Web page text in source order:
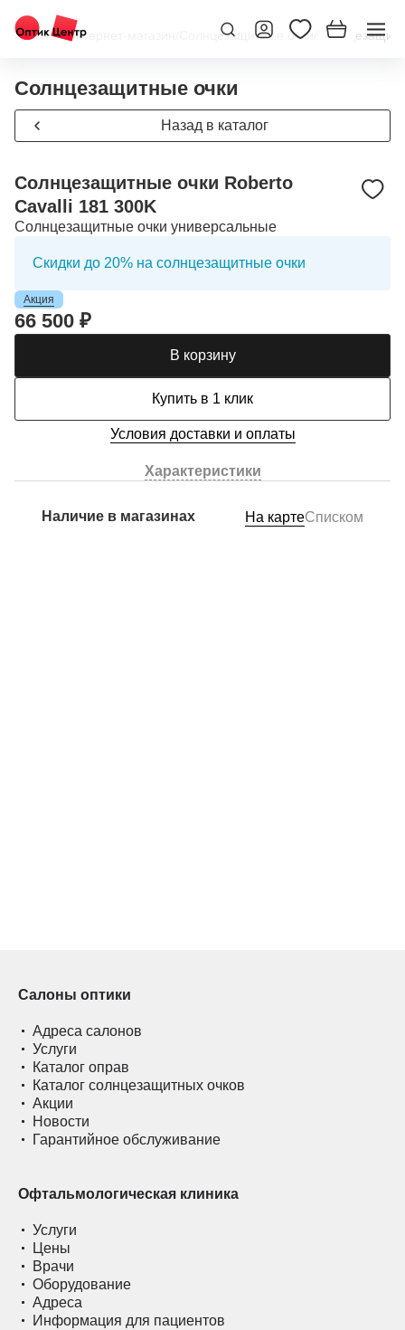
Главная/Интернет-магазин Солнцезащитные очки
Солнцезащитные очки
Назад в каталог
Солнцезащитные очки Roberto
Cavalli 181 300K
Солнцезащитные очки универсальные
Скидки до 20% на солнцезащитные очки
Акция
66 500 ₽
В корзину
Купить в 1 клик
Условия доставки и оплаты
Характеристики
Наличие в магазинах На картеСписком
Салоны оптики
Адреса салонов
Услуги
Каталог оправ
Каталог солнцезащитных очков
Акции
Новости
Гарантийное обслуживание
Офтальмологическая клиника
Услуги
Цены
Врачи
Оборудование
Адреса
Информация для пациентов